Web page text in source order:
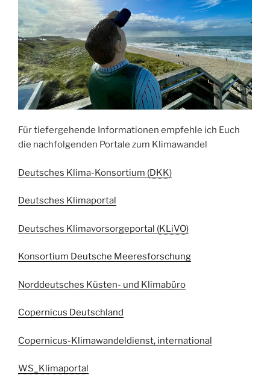
Für tiefergehende Informationen empfehle ich Euch
die nachfolgenden Portale zum Klimawandel
Deutsches Klima-Konsortium (DKK)
Deutsches Klimaportal
Deutsches Klimavorsorgeportal (KLiVO)
Konsortium Deutsche Meeresforschung
Norddeutsches Küsten- und Klimabüro
Copernicus Deutschland
Copernicus-Klimawandeldienst, international
WS_Klimaportal